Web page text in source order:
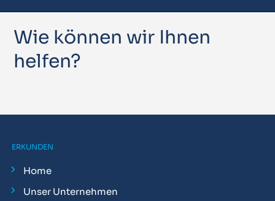
Wie können wir Ihnen
helfen?
ERKUNDEN
Home
Unser Unternehmen